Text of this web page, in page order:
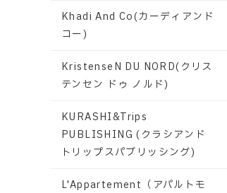
Khadi And Co(カーディアンド
コー)
KristenseN DU NORD(クリス
テンセン ドゥ ノルド)
KURASHI&Trips
PUBLISHING (クラシアンド
トリップスパブリッシング)
L'Appartement（アパルトモ